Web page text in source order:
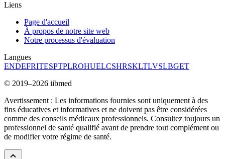
Liens
Page d'accueil
À propos de notre site web
Notre processus d'évaluation
Langues
ENDEFRITESPTPLROHUELCSHRSKLTLVSLBGET
© 2019–2026 iibmed
Avertissement : Les informations fournies sont uniquement à des
fins éducatives et informatives et ne doivent pas être considérées
comme des conseils médicaux professionnels. Consultez toujours un
professionnel de santé qualifié avant de prendre tout complément ou
de modifier votre régime de santé.